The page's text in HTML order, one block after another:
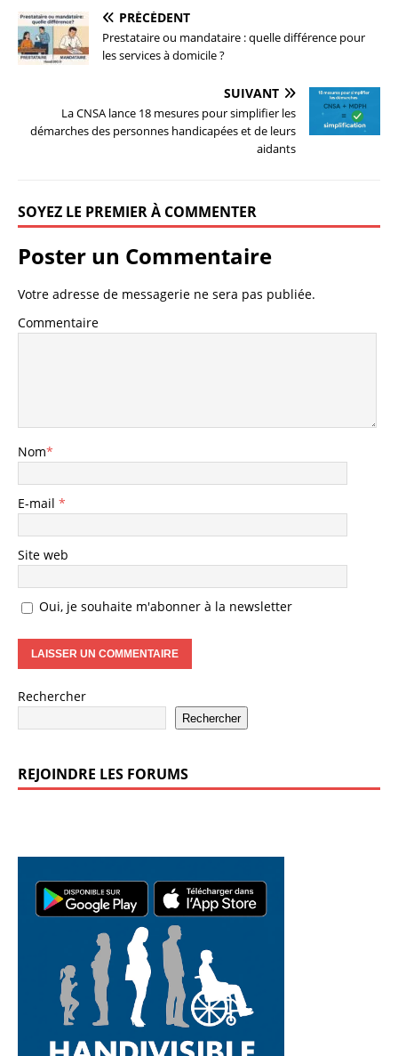
PRÉCÉDENT
Prestataire ou mandataire : quelle différence pour
les services à domicile ?
SUIVANT
La CNSA lance 18 mesures pour simplifier les
démarches des personnes handicapées et de leurs
aidants
SOYEZ LE PREMIER À COMMENTER
Poster un Commentaire
Votre adresse de messagerie ne sera pas publiée.
Commentaire
Nom*
E-mail *
Site web
Oui, je souhaite m'abonner à la newsletter
Rechercher
Rechercher
REJOINDRE LES FORUMS